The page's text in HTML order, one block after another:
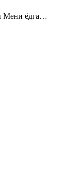
Мени ёдга…